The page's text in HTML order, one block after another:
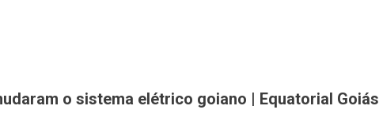
o sistema elétrico goiano | Equatorial Goiás